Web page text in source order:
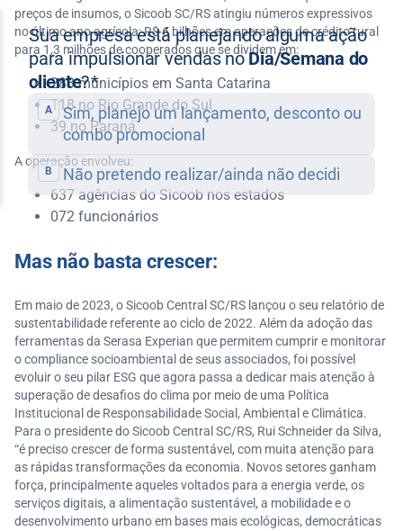
preços de insumos, o Sicoob SC/RS atingiu números expressivos
no último ano agrícola: R$ 6 bilhões em operações de crédito rural
para 1,3 milhões de cooperados que se dividem em:
283 municípios em Santa Catarina
118 no Rio Grande do Sul
39 no Paraná
A operação envolveu:
637 agências do Sicoob nos estados
072 funcionários
Mas não basta crescer:
Em maio de 2023, o Sicoob Central SC/RS lançou o seu relatório de
sustentabilidade referente ao ciclo de 2022. Além da adoção das
ferramentas da Serasa Experian que permitem cumprir e monitorar
o compliance socioambiental de seus associados, foi possível
evoluir o seu pilar ESG que agora passa a dedicar mais atenção à
superação de desafios do clima por meio de uma Política
Institucional de Responsabilidade Social, Ambiental e Climática.
Para o presidente do Sicoob Central SC/RS, Rui Schneider da Silva,
“é preciso crescer de forma sustentável, com muita atenção para
as rápidas transformações da economia. Novos setores ganham
força, principalmente aqueles voltados para a energia verde, os
serviços digitais, a alimentação sustentável, a mobilidade e o
desenvolvimento urbano em bases mais ecológicas, democráticas